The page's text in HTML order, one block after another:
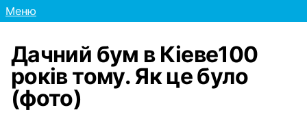
Меню
Дачний бум в Кіеве100
років тому. Як це було
(фото)